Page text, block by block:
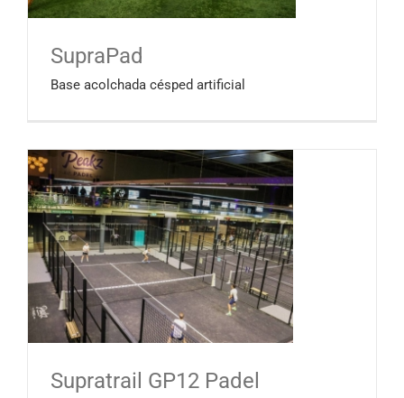
SupraPad
Base acolchada césped artificial
Supratrail GP12 Padel